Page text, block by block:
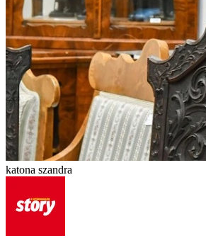
katona szandra